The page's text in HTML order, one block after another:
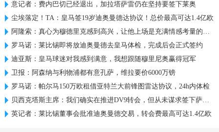
意记者：费内巴切已经退出，加拉塔萨雷仍在坚持要签下莱奥
尘埃落定！TA：皇马签19岁迪奥曼德达协议！总价最高可达1.4亿欧
阿隆索：真心为穆德里克感到高兴，让他上场是充满情感考量的决定
罗马诺：莱比锡即将放迪奥曼德去皇马体检，完成后会正式签约
迪亚斯：皇马球迷对我感到满意，我想跟随穆里尼奥赢得冠军
卫报：阿森纳与利物浦都有意孔萨，维拉要价6000万镑
罗马诺：帕尔马150万欧租借亚特兰大前锋图雷达协议，24h内体检
贝西克塔斯主席：我们确实在推进DV9转会，但从未谋求签下萨拉赫
英记者：莱比锡董事会批准迪奥曼德交易，转会费最高可达1.4亿欧